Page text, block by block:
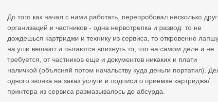
До того как начал с ними работать, перепробовал несколько
организаций и частников - одна нервотрепка и развод: то не
дождешься картриджи и технику из сервиса, то откровенно
на уши вешают и пытаются впихнуть то, что на самом деле и не
требуется, от частников еще и документов никаких и плати
наличкой (объясняй потом начальству куда деньги портатил).
одного звонка на заказ услуги и подписи о приемке картриджа/
принтера из сервиса размазывалось до абсурда.